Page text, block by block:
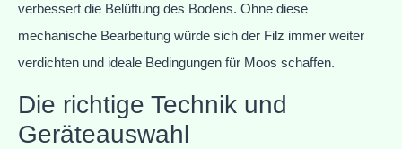
verbessert die Belüftung des Bodens. Ohne diese
mechanische Bearbeitung würde sich der Filz immer weiter
verdichten und ideale Bedingungen für Moos schaffen.
Die richtige Technik und
Geräteauswahl